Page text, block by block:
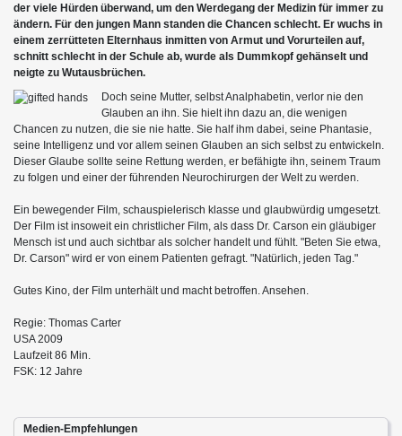
der viele Hürden überwand, um den Werdegang der Medizin für immer zu
ändern. Für den jungen Mann standen die Chancen schlecht. Er wuchs in
einem zerrütteten Elternhaus inmitten von Armut und Vorurteilen auf,
schnitt schlecht in der Schule ab, wurde als Dummkopf gehänselt und
neigte zu Wutausbrüchen.
Doch seine Mutter, selbst Analphabetin, verlor nie den
Glauben an ihn. Sie hielt ihn dazu an, die wenigen
Chancen zu nutzen, die sie nie hatte. Sie half ihm dabei, seine Phantasie,
seine Intelligenz und vor allem seinen Glauben an sich selbst zu entwickeln.
Dieser Glaube sollte seine Rettung werden, er befähigte ihn, seinem Traum
zu folgen und einer der führenden Neurochirurgen der Welt zu werden.
Ein bewegender Film, schauspielerisch klasse und glaubwürdig umgesetzt.
Der Film ist insoweit ein christlicher Film, als dass Dr. Carson ein gläubiger
Mensch ist und auch sichtbar als solcher handelt und fühlt. "Beten Sie etwa,
Dr. Carson" wird er von einem Patienten gefragt. "Natürlich, jeden Tag."
Gutes Kino, der Film unterhält und macht betroffen. Ansehen.
Regie: Thomas Carter
USA 2009
Laufzeit 86 Min.
FSK: 12 Jahre
Medien-Empfehlungen